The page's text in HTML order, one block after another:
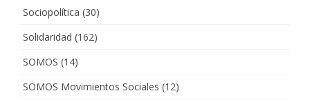
Sociopolítica (30)
Solidaridad (162)
SOMOS (14)
SOMOS Movimientos Sociales (12)